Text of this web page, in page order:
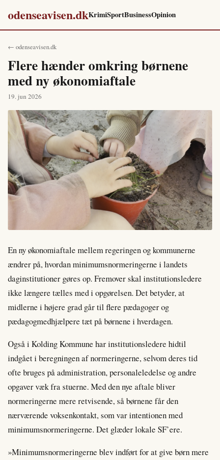
odenseavisen.dkKrimiSportBusinessOpinion
← odenseavisen.dk
Flere hænder omkring børnene
med ny økonomiaftale
19. jun 2026
En ny økonomiaftale mellem regeringen og kommunerne
ændrer på, hvordan minimumsnormeringerne i landets
daginstitutioner gøres op. Fremover skal institutionsledere
ikke længere tælles med i opgørelsen. Det betyder, at
midlerne i højere grad går til flere pædagoger og
pædagogmedhjælpere tæt på børnene i hverdagen.
Også i Kolding Kommune har institutionsledere hidtil
indgået i beregningen af normeringerne, selvom deres tid
ofte bruges på administration, personaleledelse og andre
opgaver væk fra stuerne. Med den nye aftale bliver
normeringerne mere retvisende, så børnene får den
nærværende voksenkontakt, som var intentionen med
minimumsnormeringerne. Det glæder lokale SF’ere.
»Minimumsnormeringerne blev indført for at give børn mere